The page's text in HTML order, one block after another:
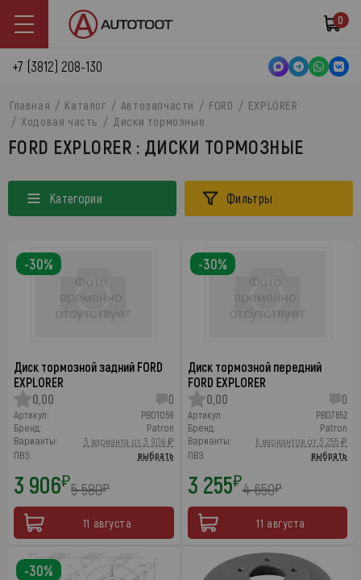
0
+7 (3812) 208-130
Главная Каталог Автозапчасти FORD
EXPLORER
Ходовая часть
Диски тормозные
FORD EXPLORER : ДИСКИ ТОРМОЗНЫЕ
Категории Фильтры
Диск тормозной задний FORD
EXPLORER
0,00
0
Артикул:
PBD1059
Бренд:
Patron
Варианты:
3 варианта от 3 906 ₽
ПВЗ:
выбрать
3 906₽5 580₽
11 августа
-30%
Диск тормозной передний
FORD EXPLORER
0,00
0
Артикул:
PBD7652
Бренд:
Patron
Варианты:
6 вариантов от 3 255 ₽
ПВЗ:
выбрать
3 255₽4 650₽
11 августа
-30%
-30%